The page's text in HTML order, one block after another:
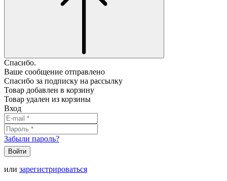
Спасибо.
Ваше сообщение отправлено
Спасибо за подписку на рассылку
Товар добавлен в корзину
Товар удален из корзины
Вход
Забыли пароль?
Войти
или зарегистрироваться